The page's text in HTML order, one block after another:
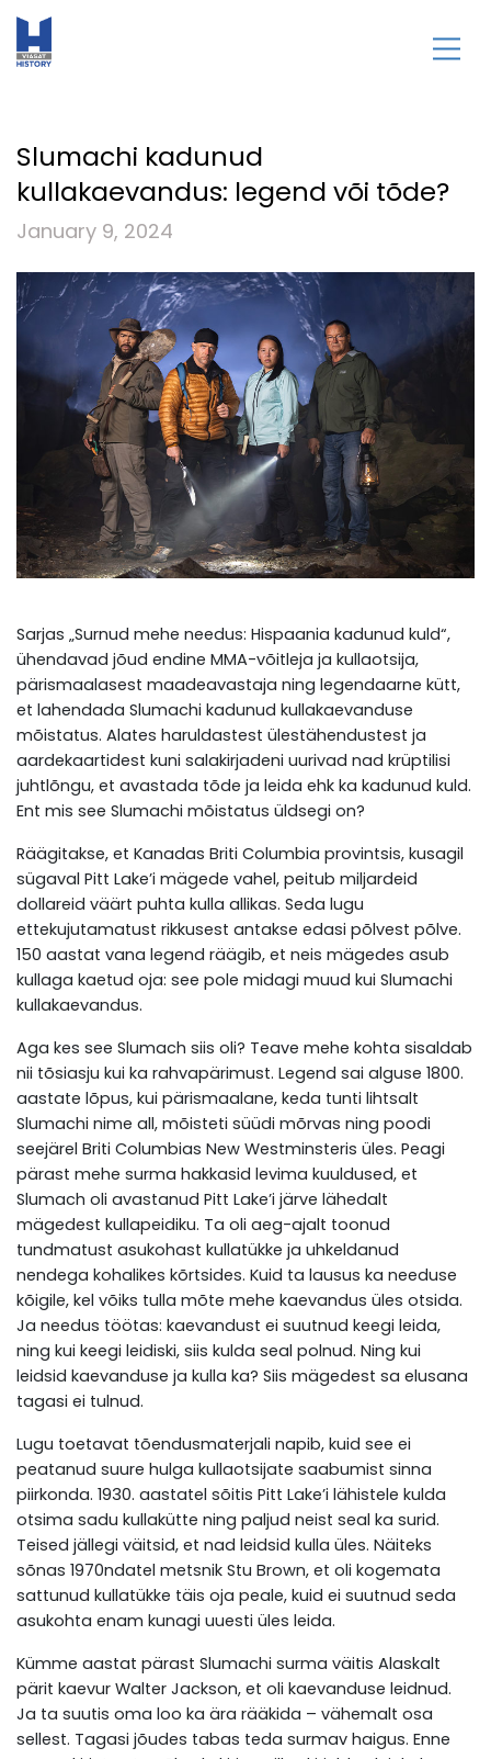
Slumachi kadunud
kullakaevandus: legend või tõde?
January 9, 2024
Sarjas „Surnud mehe needus: Hispaania kadunud kuld“,
ühendavad jõud endine MMA-võitleja ja kullaotsija,
pärismaalasest maadeavastaja ning legendaarne kütt,
et lahendada Slumachi kadunud kullakaevanduse
mõistatus. Alates haruldastest ülestähendustest ja
aardekaartidest kuni salakirjadeni uurivad nad krüptilisi
juhtlõngu, et avastada tõde ja leida ehk ka kadunud kuld.
Ent mis see Slumachi mõistatus üldsegi on?
Räägitakse, et Kanadas Briti Columbia provintsis, kusagil
sügaval Pitt Lake’i mägede vahel, peitub miljardeid
dollareid väärt puhta kulla allikas. Seda lugu
ettekujutamatust rikkusest antakse edasi põlvest põlve.
150 aastat vana legend räägib, et neis mägedes asub
kullaga kaetud oja: see pole midagi muud kui Slumachi
kullakaevandus.
Aga kes see Slumach siis oli? Teave mehe kohta sisaldab
nii tõsiasju kui ka rahvapärimust. Legend sai alguse 1800.
aastate lõpus, kui pärismaalane, keda tunti lihtsalt
Slumachi nime all, mõisteti süüdi mõrvas ning poodi
seejärel Briti Columbias New Westminsteris üles. Peagi
pärast mehe surma hakkasid levima kuuldused, et
Slumach oli avastanud Pitt Lake’i järve lähedalt
mägedest kullapeidiku. Ta oli aeg-ajalt toonud
tundmatust asukohast kullatükke ja uhkeldanud
nendega kohalikes kõrtsides. Kuid ta lausus ka needuse
kõigile, kel võiks tulla mõte mehe kaevandus üles otsida.
Ja needus töötas: kaevandust ei suutnud keegi leida,
ning kui keegi leidiski, siis kulda seal polnud. Ning kui
leidsid kaevanduse ja kulla ka? Siis mägedest sa elusana
tagasi ei tulnud.
Lugu toetavat tõendusmaterjali napib, kuid see ei
peatanud suure hulga kullaotsijate saabumist sinna
piirkonda. 1930. aastatel sõitis Pitt Lake’i lähistele kulda
otsima sadu kullakütte ning paljud neist seal ka surid.
Teised jällegi väitsid, et nad leidsid kulla üles. Näiteks
sõnas 1970ndatel metsnik Stu Brown, et oli kogemata
sattunud kullatükke täis oja peale, kuid ei suutnud seda
asukohta enam kunagi uuesti üles leida.
Kümme aastat pärast Slumachi surma väitis Alaskalt
pärit kaevur Walter Jackson, et oli kaevanduse leidnud.
Ja ta suutis oma loo ka ära rääkida – vähemalt osa
sellest. Tagasi jõudes tabas teda surmav haigus. Enne